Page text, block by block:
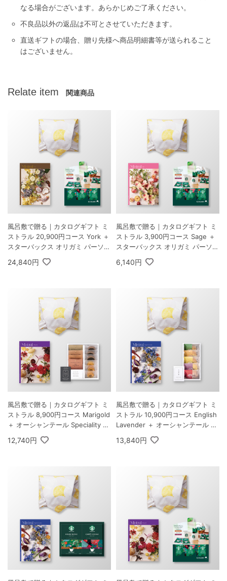
なる場合がございます。あらかじめご了承ください。
不良品以外の返品は不可とさせていただきます。
直送ギフトの場合、贈り先様へ商品明細書等が送られること
はございません。
Relate item 関連商品
風呂敷で贈る｜カタログギフト ミ
ストラル 20,900円コース York ＋
スターバックス オリガミ パーソナ
ルドリップ コーヒーギフトA
24,840円
風呂敷で贈る｜カタログギフト ミ
ストラル 3,900円コース Sage ＋
スターバックス オリガミ パーソナ
ルドリップ コーヒーギフトA
6,140円
風呂敷で贈る｜カタログギフト ミ
ストラル 8,900円コース Marigold
＋ オーシャンテール Speciality C
offee＆バームセット A
12,740円
風呂敷で贈る｜カタログギフト ミ
ストラル 10,900円コース English
Lavender ＋ オーシャンテール 極
バームセット A
13,840円